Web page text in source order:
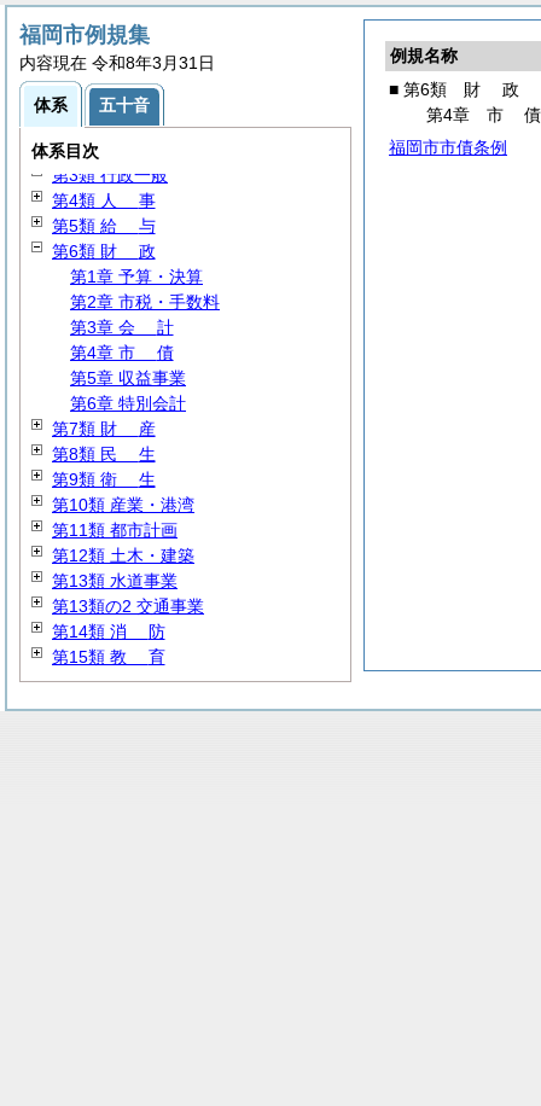
例規名称
■ 第6類 財 政
第4章 市債
福岡市市債条例
福岡市例規集
内容現在 令和8年3月31日
体系 五十音
体系目次
第1類通則
第2類 議会・選挙・監査
第3類 行政一般
第4類 人 事
第5類 給 与
第6類 財 政
第1章 予算・決算
第2章 市税・手数料
第3章 会 計
第4章 市 債
第5章 収益事業
第6章 特別会計
第7類 財 産
第8類 民 生
第9類 衛 生
第10類 産業・港湾
第11類 都市計画
第12類 土木・建築
第13類 水道事業
第13類の2 交通事業
第14類 消 防
第15類 教 育